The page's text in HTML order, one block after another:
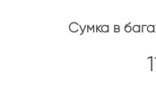
Сумка в